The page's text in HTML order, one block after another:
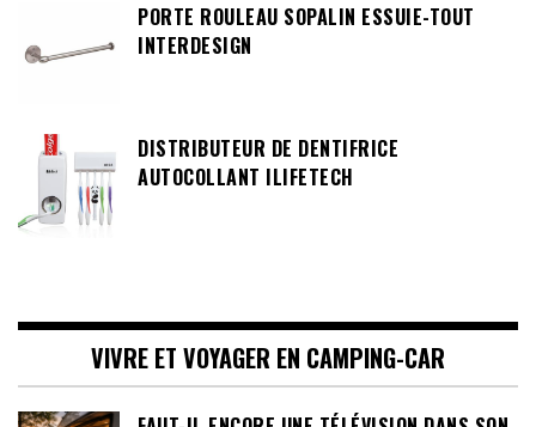
PORTE ROULEAU SOPALIN ESSUIE-TOUT
INTERDESIGN
DISTRIBUTEUR DE DENTIFRICE
AUTOCOLLANT ILIFETECH
VIVRE ET VOYAGER EN CAMPING-CAR